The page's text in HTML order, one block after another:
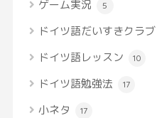
ゲーム実況 5
ドイツ語だいすきクラブ
ドイツ語レッスン 10
ドイツ語勉強法 17
小ネタ 17